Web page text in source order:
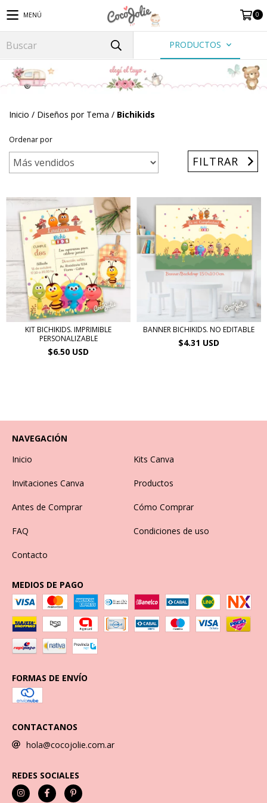
MENÚ 0
PRODUCTOS
Inicio / Diseños por Tema / Bichikids
Ordenar por
FILTRAR
KIT BICHIKIDS. IMPRIMIBLE
PERSONALIZABLE
$6.50 USD
BANNER BICHIKIDS. NO EDITABLE
$4.31 USD
NAVEGACIÓN
Inicio
Kits Canva
Invitaciones Canva Productos
Antes de Comprar Cómo Comprar
FAQ Condiciones de uso
Contacto
MEDIOS DE PAGO
FORMAS DE ENVÍO
CONTACTANOS
hola@cocojolie.com.ar
REDES SOCIALES